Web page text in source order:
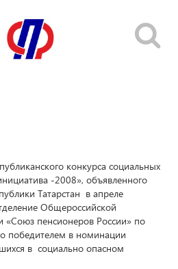
конкурса социальных
-2008», объявленного
Татарстан в апреле
Общероссийской
«Союз пенсионеров России» по
победителем в номинации
в социально опасном